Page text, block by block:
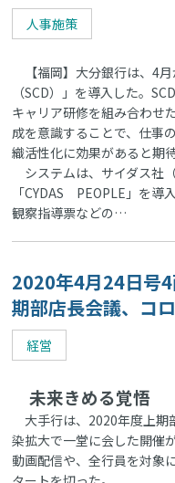
人事施策
【福岡】大分銀行は、4
（SCD）」を導入した。
キャリア研修を組み合わせ
成を意識することで、仕事
織活性化に効果があると期
システムは、サイダス社
「CYDAS PEOPLE」を導
観察指導票などの…
2020年4月24日号
期部店長会議、コ
経営
未来きめる覚悟
大手行は、2020年度上期
染拡大で一堂に会した開催
動画配信や、全行員を対象